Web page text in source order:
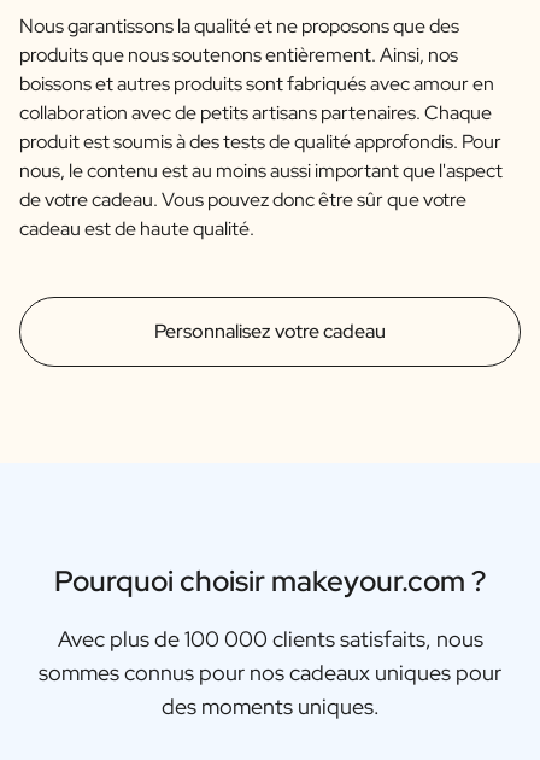
Personnalisez votre cadeau
Nous garantissons la qualité et ne proposons que des
produits que nous soutenons entièrement. Ainsi, nos
boissons et autres produits sont fabriqués avec amour en
collaboration avec de petits artisans partenaires. Chaque
produit est soumis à des tests de qualité approfondis. Pour
nous, le contenu est au moins aussi important que l'aspect
de votre cadeau. Vous pouvez donc être sûr que votre
cadeau est de haute qualité.
Pourquoi choisir makeyour.com ?
Avec plus de 100 000 clients satisfaits, nous
sommes connus pour nos cadeaux uniques pour
des moments uniques.